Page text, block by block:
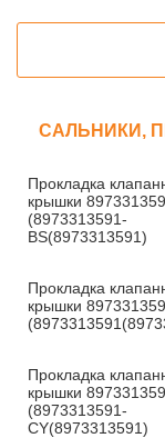
САЛЬНИКИ,
Прокладка
крышки
(8973313591-
BS(8973313591)
Прокладка
крышки
Прокладка
крышки
(8973313591-
CY(8973313591)